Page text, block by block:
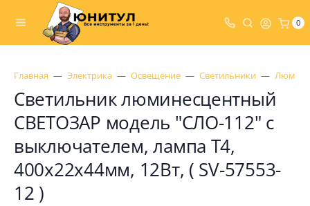
0
Главная Электрика Освещение Светильники
Светильник люминесцентный
СВЕТОЗАР модель "СЛО-112" с
выключателем, лампа Т4,
400x22x44мм, 12Вт, ( SV-57553-
12 )